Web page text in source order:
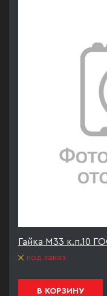
Гайка М33 к.п.10
под заказ
В КОРЗИНУ